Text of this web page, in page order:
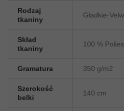
Rodzaj
tkaniny
Gładkie-
Skład
tkaniny
100 %
Gramatura 350 g/m2
Szerokość
belki
140 cm